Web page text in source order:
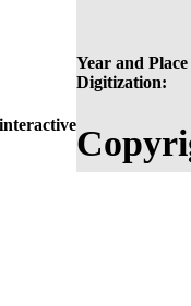
Year and
Digitization: